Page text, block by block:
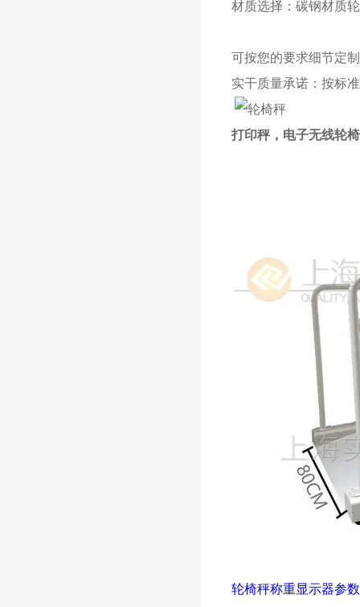
材质选择：碳钢材质
可按您的要求细节定
实干质量承诺：按标
打印秤，电子无线轮
轮椅秤称重显示器参数